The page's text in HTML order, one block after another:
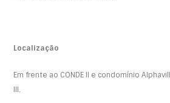
Localização
Em frente ao CONDE II e condomínio
III.